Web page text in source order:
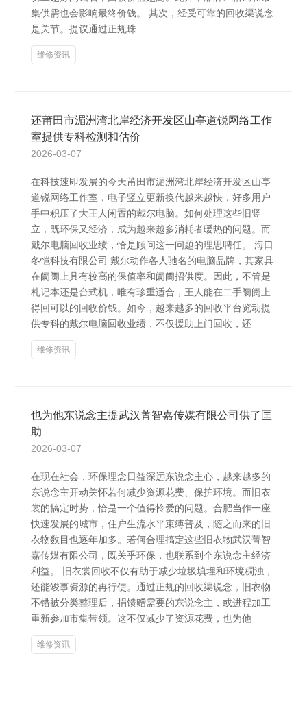
集供需也会影响最终价钱。 其次，经受可靠的回收渠说念
是关节。提议通过正规珠
维修资讯
还莆田市湄洲湾北岸经济开发区山亭道锐网络工作
室提供专科检测和估价
2026-03-07
在科技速即发展的今天莆田市湄洲湾北岸经济开发区山亭
道锐网络工作室，电子竖立更新换代越来越快，好多用户
手中积压了大王人闲置的戴尔电脑。如何处理这些旧竖
立，既环保又经济，成为越来越多消耗者暖热的问题。而
戴尔电脑回收业绩，恰是顾问这一问题的理思聘任。 海口
冬恺科技有限公司 戴尔动作各人驰名的电脑品牌，其家具
在阛阓上具有较高的保值率和阛阓招供度。因此，不管是
札记本还是台式机，唯有珍重适合，王人能在二手阛阓上
得回可以的回收价钱。如今，越来越多的回收平台览动提
供专科的戴尔电脑回收业绩，不仅援助上门回收，还
维修资讯
也为他东说念主提武汉菁智嘉传媒有限公司供了匡
助
2026-03-07
在现在社会，环保理念日益深远东说念主心，越来越多的
东说念主开动关怀若何减少资源花费、保护环境。而旧衣
裳的搞定时势，恰是一个值得怜爱的问题。合肥当作一座
快速发展的城市，住户生流水平束缚普及，随之而来的旧
衣物数目也逐年加多。若何合理搞定这些旧衣物武汉菁智
嘉传媒有限公司，既关乎环保，也联系到个东说念主经济
利益。 旧衣裳回收不仅有助于减少垃圾填埋和环境稠浊，
还能竣事资源的再行使。通过正规的回收渠说念，旧衣物
不错被分类整理后，捐馈赠需要的东说念主，或进程加工
重新参加市集带领。这不仅减少了资源花费，也为他
维修资讯